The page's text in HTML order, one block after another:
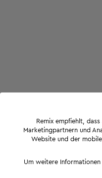
Remix empfiehlt,
Marketingpartnern und
Website und der
Um weitere